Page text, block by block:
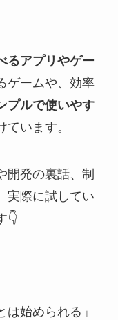
るアプリやゲー
ゲームや、効率
プルで使いやす
います。
開発の裏話、制
実際に試してい
👇
は始められる」